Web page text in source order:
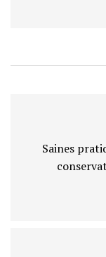
Saines